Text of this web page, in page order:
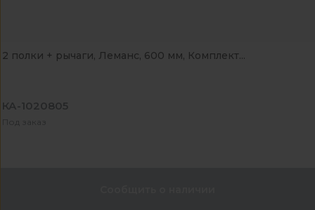
2 полки + рычаги, Леманс, 600 мм, Комплект...
КА-1020805
Под заказ